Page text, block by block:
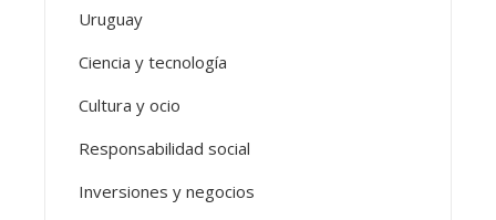
Uruguay
Ciencia y tecnología
Cultura y ocio
Responsabilidad social
Inversiones y negocios